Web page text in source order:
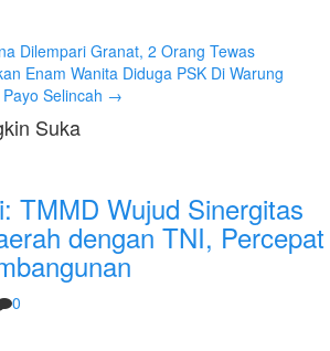
Dilempari Granat, 2 Orang Tewas
Enam Wanita Diduga PSK Di Warung
Selincah →
Suka
TMMD Wujud Sinergitas
dengan TNI, Percepat
0